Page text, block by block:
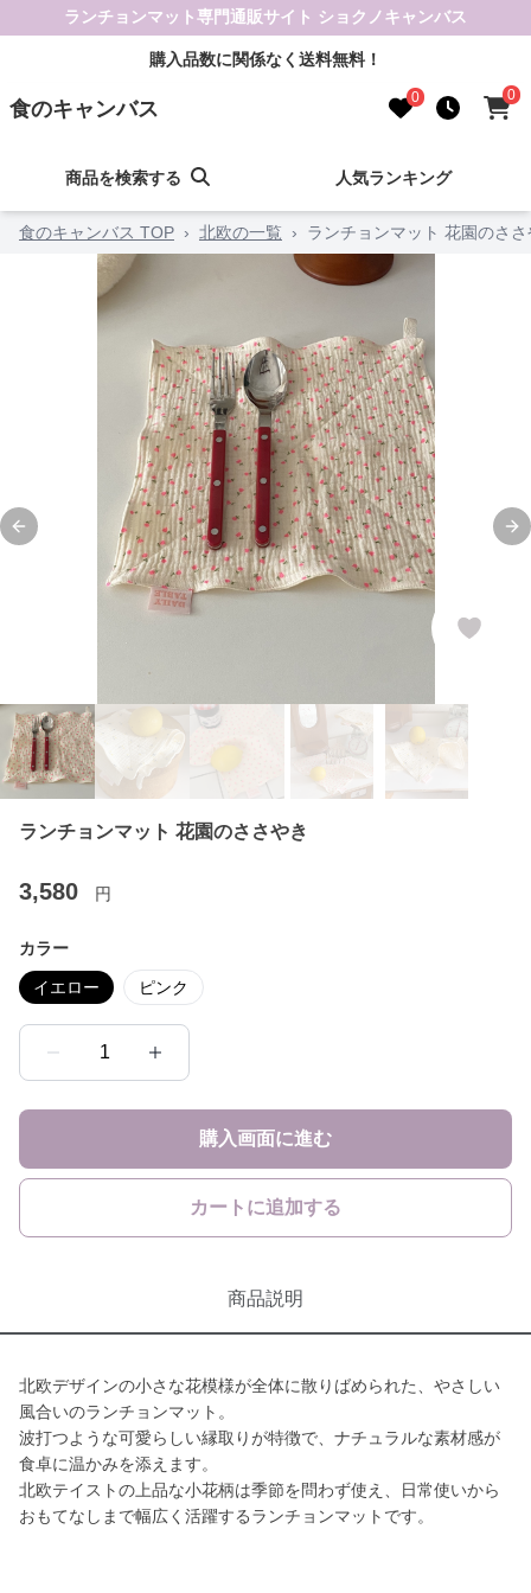
ランチョンマット専門通販サイト ショクノキャンバス
購入品数に関係なく送料無料！
食のキャンバス 0 0
商品を検索する 人気ランキング
食のキャンバス TOP › 北欧の一覧 › ランチョンマット 花園のさ
Previous slide
ランチョンマット 花園のささやき
3,580 円
カラー
イエロー ピンク
1
購入画面に進む
カートに追加する
商品説明
北欧デザインの小さな花模様が全体に散りばめられた、やさしい
風合いのランチョンマット。
波打つような可愛らしい縁取りが特徴で、ナチュラルな素材感が
食卓に温かみを添えます。
北欧テイストの上品な小花柄は季節を問わず使え、日常使いから
おもてなしまで幅広く活躍するランチョンマットです。